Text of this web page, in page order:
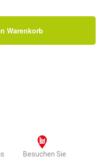
Warenkorb
Besuchen Sie